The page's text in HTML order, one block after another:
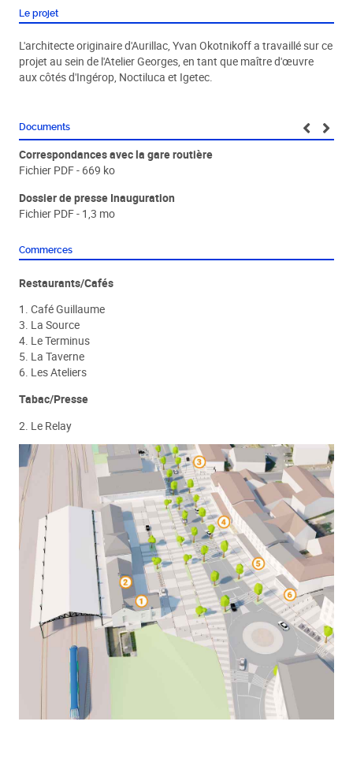
Le projet
L'architecte originaire d'Aurillac, Yvan Okotnikoff a travaillé sur ce
projet au sein de l'Atelier Georges, en tant que maître d'œuvre
aux côtés d'Ingérop, Noctiluca et Igetec.
Documents
Correspondances avec la gare routière
Fichier PDF - 669 ko
Dossier de presse Inauguration
Fichier PDF - 1,3 mo
Commerces
Restaurants/Cafés
1. Café Guillaume
3. La Source
4. Le Terminus
5. La Taverne
6. Les Ateliers
Tabac/Presse
2. Le Relay